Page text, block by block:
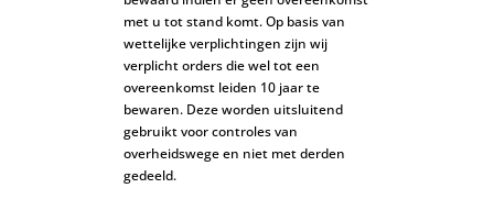
met u tot stand komt. Op basis van
wettelijke verplichtingen zijn wij
verplicht orders die wel tot een
overeenkomst leiden 10 jaar te
bewaren. Deze worden uitsluitend
gebruikt voor controles van
overheidswege en niet met derden
gedeeld.